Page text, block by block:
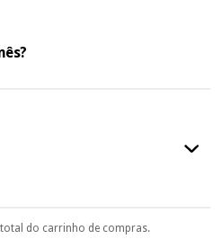
o método de pagamento.
do carrinho de compras.